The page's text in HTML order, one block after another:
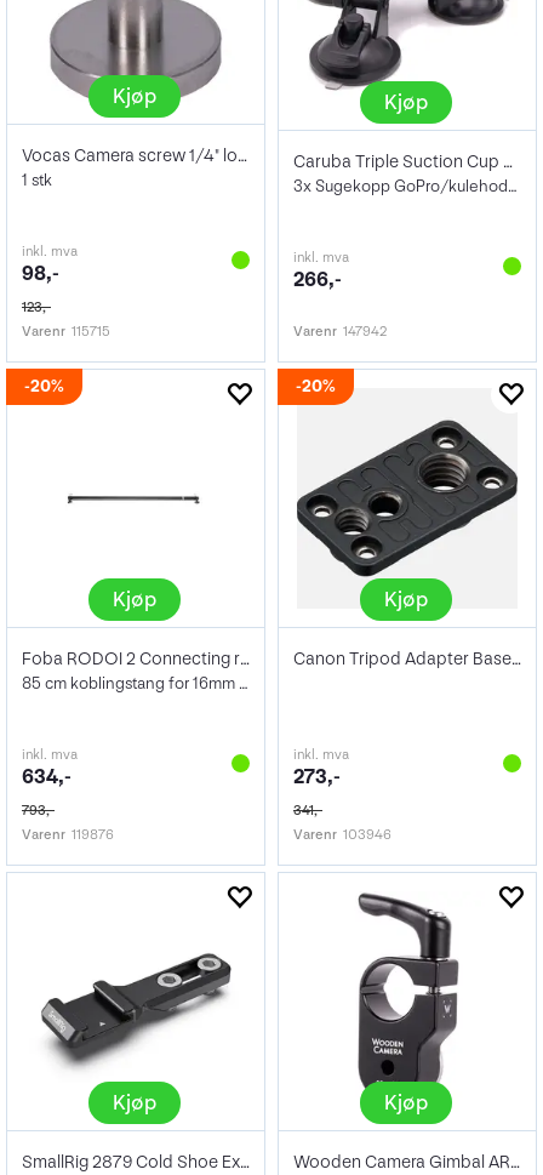
Kjøp
Vocas Camera screw 1/4" long
1 stk
inkl. mva
98,-
123,-
Varenr 115715
Kjøp
Caruba Triple Suction Cup PRO Mount
3x Sugekopp GoPro/kulehode feste
inkl. mva
266,-
Varenr 147942
20%
Kjøp
Foba RODOI 2 Connecting rod
85 cm koblingstang for 16mm stativfeste
inkl. mva
634,-
793,-
Varenr 119876
20%
Kjøp
Canon Tripod Adapter Base TB-1
inkl. mva
273,-
341,-
Varenr 103946
Kjøp
SmallRig 2879 Cold Shoe Extension
Kjøp
Wooden Camera Gimbal ARRI Rosette